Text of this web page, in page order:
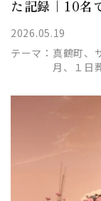
た記録｜10名
2026.05.19
テーマ： 真鶴町、
月、１日